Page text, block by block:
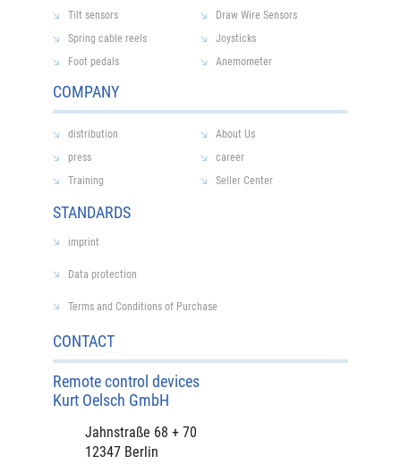
COMPANY
CONTACT
Tilt sensors
Draw Wire Sensors
Spring cable reels
Joysticks
Foot pedals
Anemometer
Remote control devices
Kurt Oelsch GmbH
Jahnstraße 68 + 70
12347 Berlin
distribution
About Us
press
career
Training
Seller Center
STANDARDS
imprint
Data protection
Terms and Conditions of Purchase